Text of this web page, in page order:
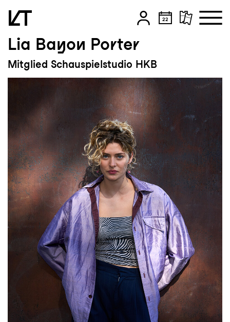
Zum Hauptinhalt springen
Zum Footer springen
Lia Bayon Porter
Mitglied Schauspielstudio HKB